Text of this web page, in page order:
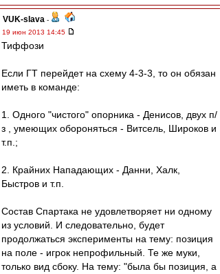
VUK-slava -
19 июн 2013 14:45
Тиффози
Если ГТ перейдет на схему 4-3-3, то он обязан
иметь в команде:
1. Одного "чистого" опорника - Денисов, двух п/
з , умеющих обороняться - Витсель, Широков и
т.п.;
2. Крайних Нападающих - Данни, Халк,
Быстров и т.п.
Состав Спартака не удовлетворяет ни одному
из условий. И следовательно, будет
продолжаться эксперименты на тему: позиция
на поле - игрок непрофильный. Те же муки,
только вид сбоку. На тему: "была бы позиция, а